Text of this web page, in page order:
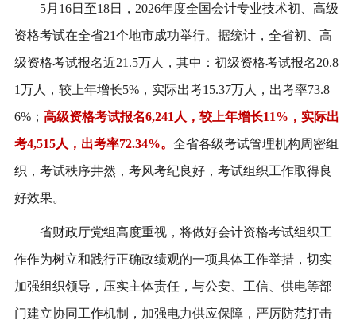
5月16日至18日，2026年度全国会计专业技术初、高级
资格考试在全省21个地市成功举行。据统计，全省初、高
级资格考试报名近21.5万人，其中：初级资格考试报名20.8
1万人，较上年增长5%，实际出考15.37万人，出考率73.8
6%； 高级资格考试报名6,241人，较上年增长11%，实际出
考4,515人，出考率72.34%。 全省各级考试管理机构周密组
织，考试秩序井然，考风考纪良好，考试组织工作取得良
好效果。
省财政厅党组高度重视，将做好会计资格考试组织工
作作为树立和践行正确政绩观的一项具体工作举措，切实
加强组织领导，压实主体责任，与公安、工信、供电等部
门建立协同工作机制，加强电力供应保障，严厉防范打击